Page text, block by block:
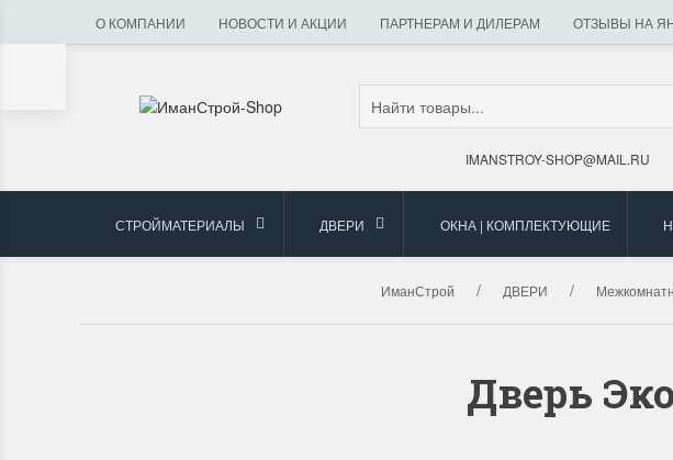
О КОМПАНИИ НОВОСТИ И АКЦИИ ПАРТНЕРАМ И ДИЛЕРАМ ОТЗЫВЫ НА
IMANSTROY-SHOP@MAIL.RU
СТРОЙМАТЕРИАЛЫ ДВЕРИ ОКНА | КОМПЛЕКТУЮЩИЕ
ИманСтрой ДВЕРИ
Дверь